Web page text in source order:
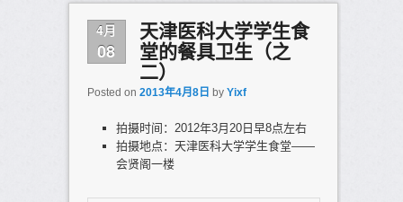
4月
08
天津医科大学学生食
堂的餐具卫生（之
二）
Posted on 2013年4月8日 by Yixf
拍摄时间：2012年3月20日早8点左右
拍摄地点：天津医科大学学生食堂——
会贤阁一楼